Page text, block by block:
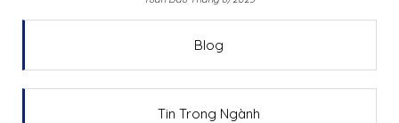
Blog
Tin Trong Ngành